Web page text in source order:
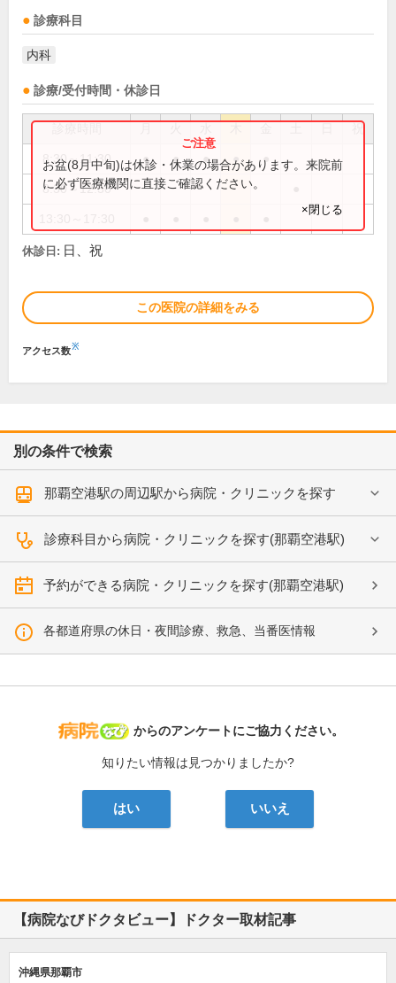
診療科目
内科
診療/受付時間・休診日
祝
8:30～11:30 ● ● ● ● ●
8:30～12:30
お盆(8月中旬)は休診・休業の場合があります。来院前
に必ず医療機関に直接ご確認ください。
×閉じる
休診日: 日、祝
この医院の詳細をみる
アクセス数※
別の条件で検索
那覇空港駅の周辺駅から病院・クリニックを探す
診療科目から病院・クリニックを探す(那覇空港駅)
予約ができる病院・クリニックを探す(那覇空港駅)
各都道府県の休日・夜間診療、救急、当番医情報
病院なび
からのアンケートにご協力ください。
知りたい情報は見つかりましたか?
はい いいえ
【病院なびドクタビュー】ドクター取材記事
沖縄県那覇市